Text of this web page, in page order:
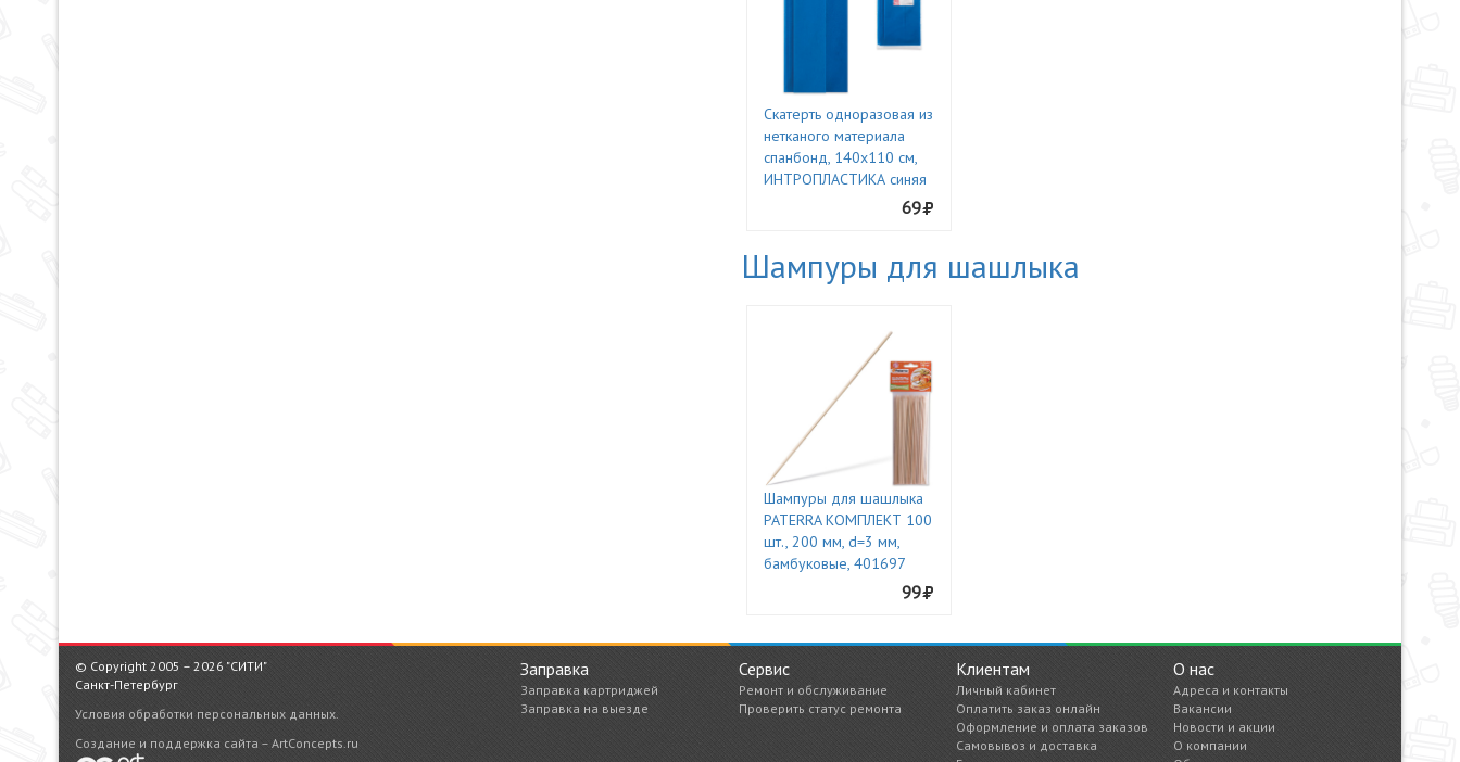
Скатерть одноразовая из
нетканого материала
спанбонд, 140х110 см,
ИНТРОПЛАСТИКА синяя
69
Шампуры для шашлыка
Шампуры для шашлыка
PATERRA КОМПЛЕКТ 100
шт., 200 мм, d=3 мм,
бамбуковые, 401697
99
Заправка
Заправка картриджей
Заправка на выезде
Сервис
Ремонт и обслуживание
Проверить статус ремонта
Клиентам
Личный кабинет
Оплатить заказ онлайн
Оформление и оплата заказов
Самовывоз и доставка
О нас
Адреса и контакты
Вакансии
Новости и акции
О компании
© Copyright 2005 – 2026 "СИТИ"
Санкт-Петербург
Условия обработки персональных данных.
Создание и поддержка сайта – ArtConcepts.ru